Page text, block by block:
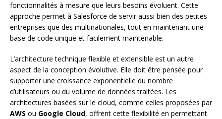
fonctionnalités à mesure que leurs besoins évoluent. Cette
approche permet à Salesforce de servir aussi bien des petites
entreprises que des multinationales, tout en maintenant une
base de code unique et facilement maintenable.
L’architecture technique flexible et extensible est un autre
aspect de la conception évolutive. Elle doit être pensée pour
supporter une croissance exponentielle du nombre
d’utilisateurs ou du volume de données traitées. Les
architectures basées sur le cloud, comme celles proposées par
AWS ou Google Cloud, offrent cette flexibilité en permettant